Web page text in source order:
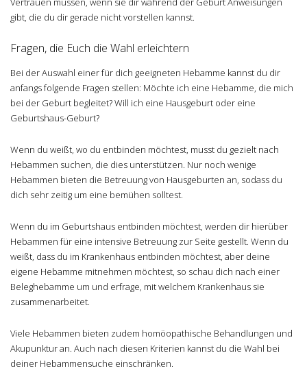
gibt, die du dir gerade nicht vorstellen kannst.
Fragen, die Euch die Wahl erleichtern
Bei der Auswahl einer für dich geeigneten Hebamme kannst du dir
anfangs folgende Fragen stellen: Möchte ich eine Hebamme, die mich
bei der Geburt begleitet? Will ich eine Hausgeburt oder eine
Geburtshaus-Geburt?
Wenn du weißt, wo du entbinden möchtest, musst du gezielt nach
Hebammen suchen, die dies unterstützen. Nur noch wenige
Hebammen bieten die Betreuung von Hausgeburten an, sodass du
dich sehr zeitig um eine bemühen solltest.
Wenn du im Geburtshaus entbinden möchtest, werden dir hierüber
Hebammen für eine intensive Betreuung zur Seite gestellt. Wenn du
weißt, dass du im Krankenhaus entbinden möchtest, aber deine
eigene Hebamme mitnehmen möchtest, so schau dich nach einer
Beleghebamme um und erfrage, mit welchem Krankenhaus sie
zusammenarbeitet.
Viele Hebammen bieten zudem homöopathische Behandlungen und
Akupunktur an. Auch nach diesen Kriterien kannst du die Wahl bei
deiner Hebammensuche einschränken.